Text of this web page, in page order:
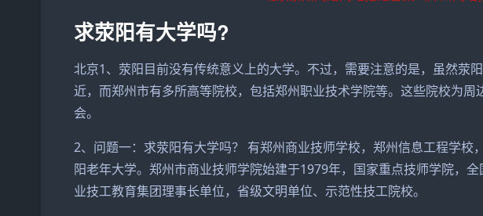
求荥阳有大学吗?
北京1、荥阳目前没有传统意义上的大学。不过，需要注意的是，虽然荥
近，而郑州市有多所高等院校，包括郑州职业技术学院等。这些院校为
会。
2、问题一：求荥阳有大学吗？ 有郑州商业技师学校，郑州信息工程学校
阳老年大学。郑州市商业技师学院始建于1979年，国家重点技师学院，
业技工教育集团理事长单位，省级文明单位、示范性技工院校。